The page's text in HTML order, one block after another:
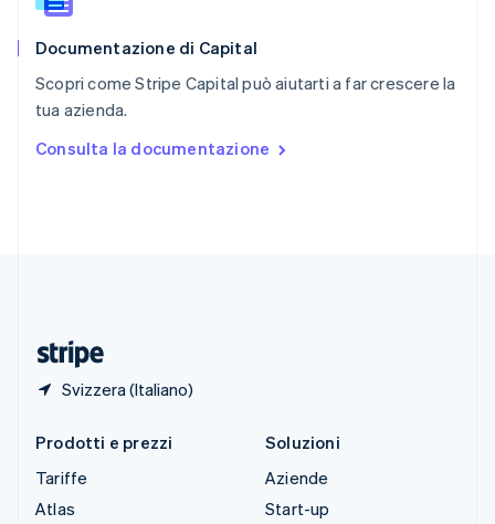
Documentazione di Capital
Scopri come Stripe Capital può aiutarti a far crescere la
tua azienda.
Consulta la documentazione
Svizzera (Italiano)
Slovenia
Spagna
EspañolEnglish
English Español简体中文
Prodotti e prezzi
Tariffe
Atlas
Soluzioni
Aziende
Start-up